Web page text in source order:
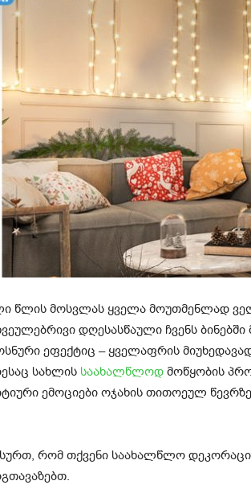
წლის მოსვლას ყველა მოუთმენლად
დღესასწაული ჩვენს
ეფექტიც – ყველაფრის
სახლის საახალწლოდ მოწყობის
ემოციები ოჯახის თითოეულ
რომ თქვენი საახალწლო